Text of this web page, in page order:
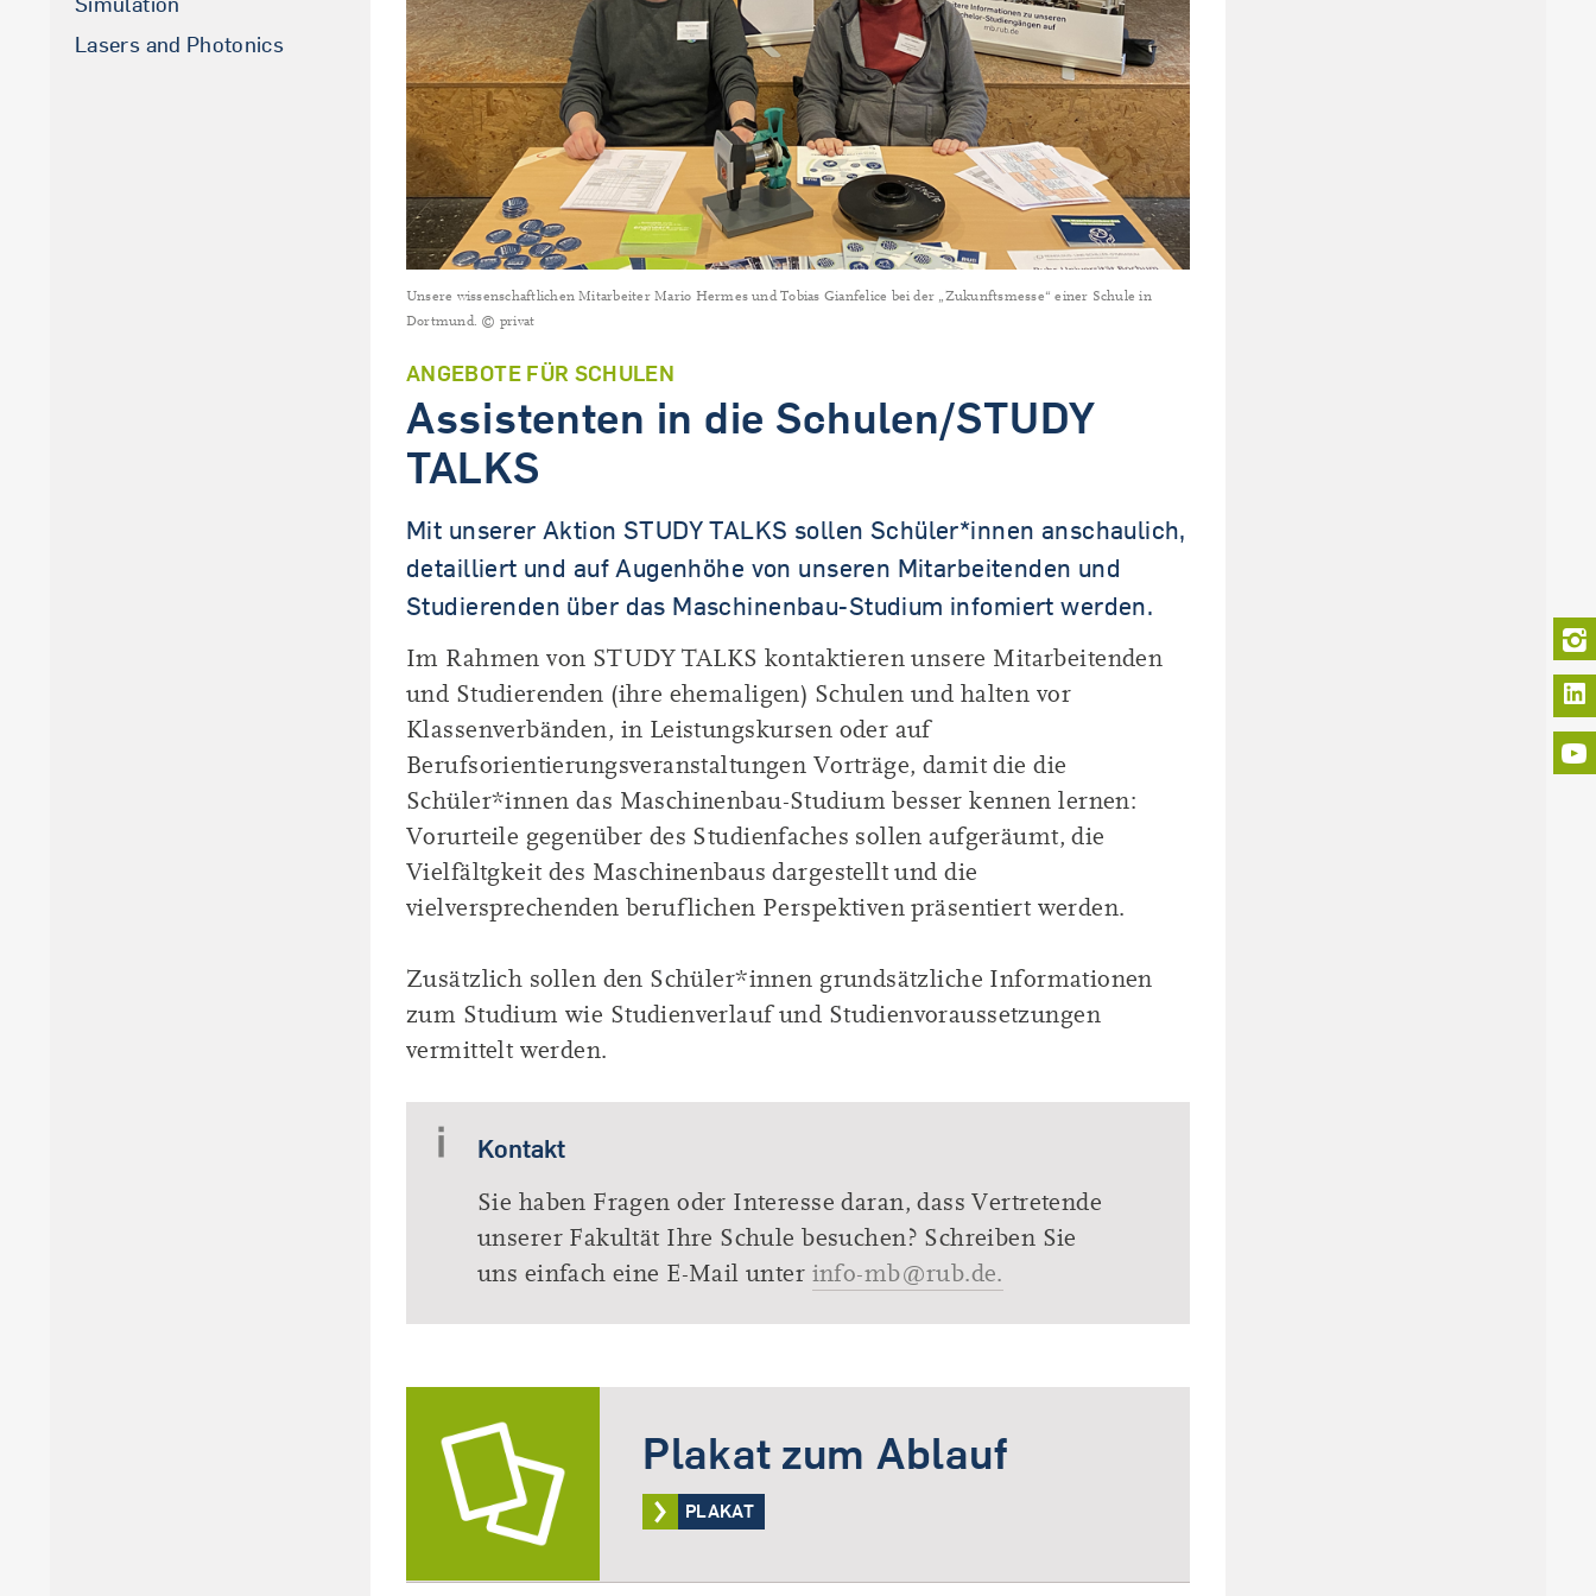
Tandem.MINT
La­sers and Pho­to­nics
Unsere wissenschaftlichen Mitarbeiter Mario Hermes und Tobias Gianfelice bei der „Zukunftsmesse“ einer Schule in
Dortmund. © privat
ANGEBOTE FÜR SCHULEN
Assistenten in die Schulen/STUDY
TALKS
Mit unserer Aktion STUDY TALKS sollen Schüler*innen anschaulich,
detailliert und auf Augenhöhe von unseren Mitarbeitenden und
Studierenden über das Maschinenbau-Studium infomiert werden.
Im Rahmen von STUDY TALKS kontaktieren unsere Mitarbeitenden
und Studierenden (ihre ehemaligen) Schulen und halten vor
Klassenverbänden, in Leistungskursen oder auf
Berufsorientierungsveranstaltungen Vorträge, damit die die
Schüler*innen das Maschinenbau-Studium besser kennen lernen:
Vorurteile gegenüber des Studienfaches sollen aufgeräumt, die
Vielfältgkeit des Maschinenbaus dargestellt und die
vielversprechenden beruflichen Perspektiven präsentiert werden.
Zusätzlich sollen den Schüler*innen grundsätzliche Informationen
zum Studium wie Studienverlauf und Studienvoraussetzungen
vermittelt werden.
Kontakt
Sie haben Fragen oder Interesse daran, dass Vertretende
unserer Fakultät Ihre Schule besuchen? Schreiben Sie
uns einfach eine E-Mail unter info-mb@rub.de.
Plakat zum Ablauf
PLAKAT